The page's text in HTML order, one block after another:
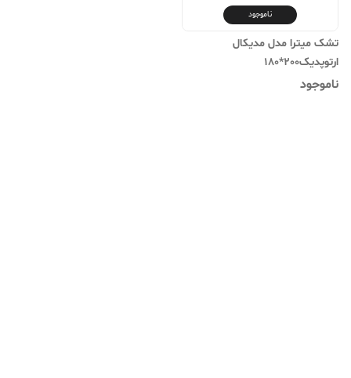
ناموجود
تشک میترا مدل مدیکال
ارتوپدیک200*180
ناموجود